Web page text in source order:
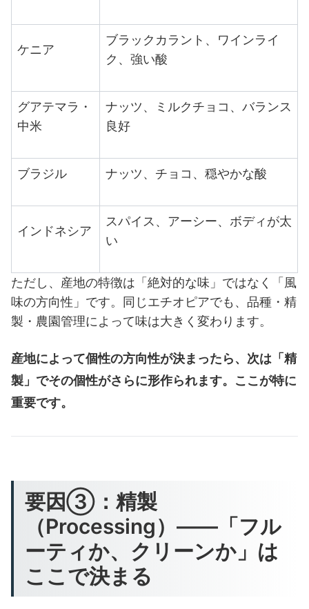
ケニア
ブラックカラント、ワインライ
ク、強い酸
グアテマラ・
中米
ナッツ、ミルクチョコ、バランス
良好
ブラジル ナッツ、チョコ、穏やかな酸
インドネシア
スパイス、アーシー、ボディが太
い
ただし、産地の特徴は「絶対的な味」ではなく「風
味の方向性」です。同じエチオピアでも、品種・精
製・農園管理によって味は大きく変わります。
産地によって個性の方向性が決まったら、次は「精
製」でその個性がさらに形作られます。ここが特に
重要です。
要因③：精製
（Processing）——「フル
ーティか、クリーンか」は
ここで決まる